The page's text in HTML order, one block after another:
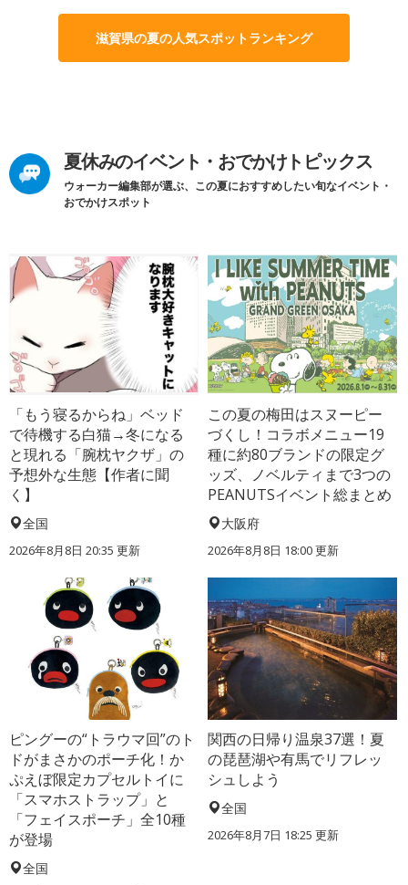
滋賀県の夏の人気スポットランキング
夏休みのイベント・おでかけトピックス
ウォーカー編集部が選ぶ、この夏におすすめしたい旬なイベント・
おでかけスポット
「もう寝るからね」ベッド
で待機する白猫→冬になる
と現れる「腕枕ヤクザ」の
予想外な生態【作者に聞
く】
全国
2026年8月8日 20:35 更新
この夏の梅田はスヌーピー
づくし！コラボメニュー19
種に約80ブランドの限定グ
ッズ、ノベルティまで3つの
PEANUTSイベント総まとめ
大阪府
2026年8月8日 18:00更新
ピングーの“トラウマ回”のト
ドがまさかのポーチ化！か
ぷえぼ限定カプセルトイに
「スマホストラップ」と
「フェイスポーチ」全10種
が登場
全国
関西の日帰り温泉37選！夏
の琵琶湖や有馬でリフレッ
シュしよう
全国
2026年8月7日 18:25 更新